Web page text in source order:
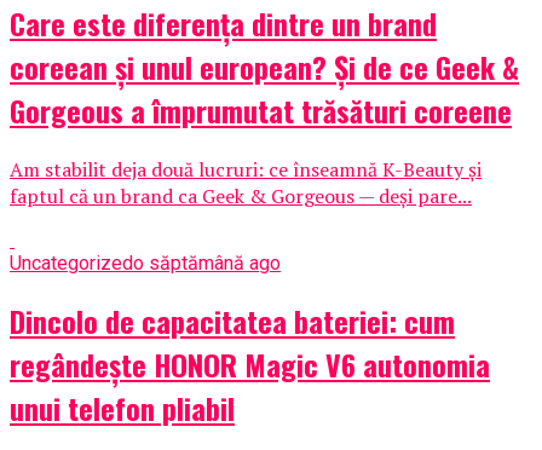
Care este diferența dintre un brand
coreean și unul european? Și de ce Geek &
Gorgeous a împrumutat trăsături coreene
Am stabilit deja două lucruri: ce înseamnă K-Beauty și
faptul că un brand ca Geek & Gorgeous — deși pare...
Uncategorizedo săptămână ago
Dincolo de capacitatea bateriei: cum
regândește HONOR Magic V6 autonomia
unui telefon pliabil